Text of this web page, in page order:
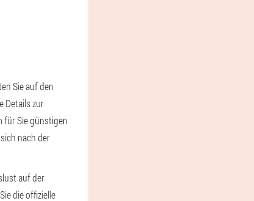
Sie auf den
Details zur
für Sie günstigen
nach der
auf der
die offizielle